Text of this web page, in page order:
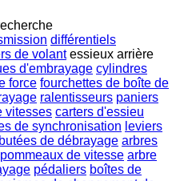
différentiels
de volant essieux arrière
d'embrayage cylindres
force fourchettes de boîte de
ralentisseurs paniers
vitesses carters d'essieu
de synchronisation leviers
butées de débrayage arbres
pommeaux de vitesse arbre
pédaliers boîtes de